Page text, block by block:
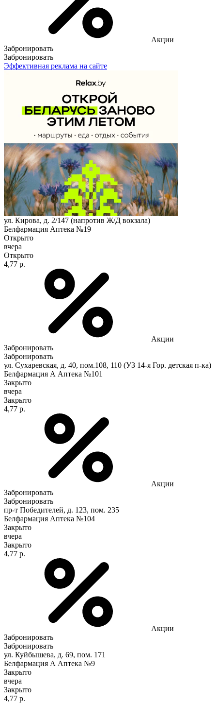
Акции
Забронировать
Забронировать
Эффективная реклама на сайте
ул. Кирова, д. 2/147 (напротив Ж/Д вокзала)
Белфармация Аптека №19
Открыто
вчера
Открыто
4,77 р.
Акции
Забронировать
Забронировать
ул. Сухаревская, д. 40, пом.108, 110 (УЗ 14-я Гор. детская п-ка)
Белфармация А Аптека №101
Закрыто
вчера
Закрыто
4,77 р.
Акции
Забронировать
Забронировать
пр-т Победителей, д. 123, пом. 235
Белфармация Аптека №104
Закрыто
вчера
Закрыто
4,77 р.
Акции
Забронировать
Забронировать
ул. Куйбышева, д. 69, пом. 171
Белфармация А Аптека №9
Закрыто
вчера
Закрыто
4,77 р.